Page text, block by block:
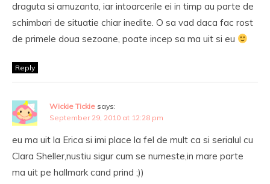
draguta si amuzanta, iar intoarcerile ei in timp au parte de
schimbari de situatie chiar inedite. O sa vad daca fac rost
de primele doua sezoane, poate incep sa ma uit si eu
Reply
Wickie Tickie says:
September 29, 2010 at 12:28 pm
eu ma uit la Erica si imi place la fel de mult ca si serialul cu
Clara Sheller,nustiu sigur cum se numeste,in mare parte
ma uit pe hallmark cand prind ;))